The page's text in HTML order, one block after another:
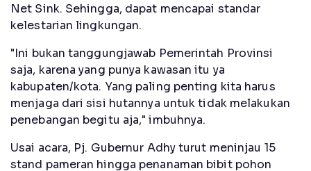
Net Sink. Sehingga, dapat mencapai standar
kelestarian lingkungan.
"Ini bukan tanggungjawab Pemerintah Provinsi
saja, karena yang punya kawasan itu ya
kabupaten/kota. Yang paling penting kita harus
menjaga dari sisi hutannya untuk tidak melakukan
penebangan begitu aja," imbuhnya.
Usai acara, Pj. Gubernur Adhy turut meninjau 15
stand pameran hingga penanaman bibit pohon